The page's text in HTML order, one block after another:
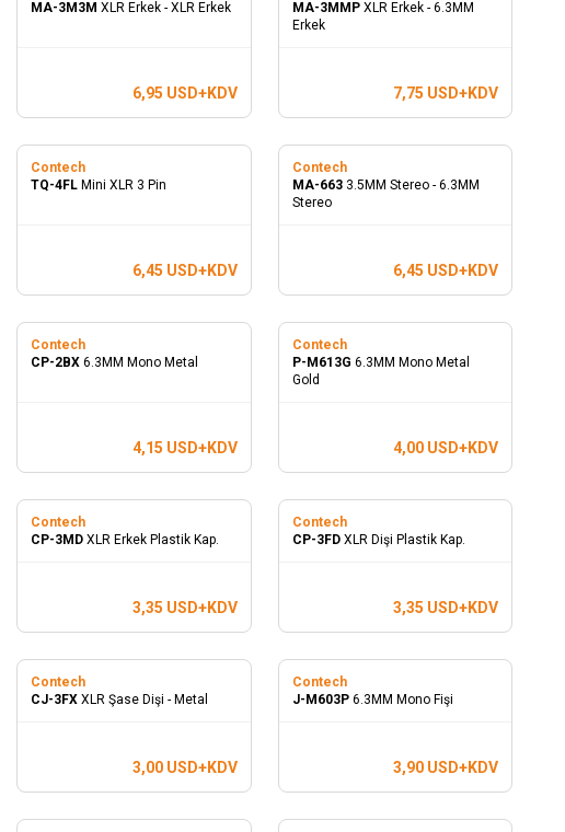
MA-3M3M XLR Erkek - XLR Erkek
6,95 USD+KDV
MA-3MMP XLR Erkek - 6.3MM
Erkek
7,75 USD+KDV
Contech
TQ-4FL Mini XLR 3 Pin
6,45 USD+KDV
Contech
MA-663 3.5MM Stereo - 6.3MM
Stereo
6,45 USD+KDV
Contech
CP-2BX 6.3MM Mono Metal
4,15 USD+KDV
Contech
P-M613G 6.3MM Mono Metal
Gold
4,00 USD+KDV
Contech
CP-3MD XLR Erkek Plastik Kap.
3,35 USD+KDV
Contech
CP-3FD XLR Dişi Plastik Kap.
3,35 USD+KDV
Contech
CJ-3FX XLR Şase Dişi - Metal
3,00USD+KDV
Contech
J-M603P 6.3MM Mono Fişi
3,90 USD+KDV